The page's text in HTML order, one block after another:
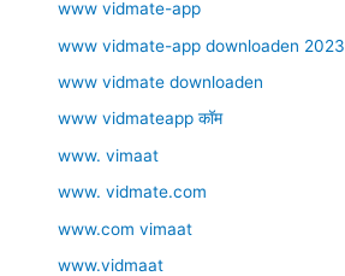
www vidmate-app
www vidmate-app downloaden 2023
www vidmate downloaden
www vidmateapp कॉम
www. vimaat
www. vidmate.com
www.com vimaat
www.vidmaat